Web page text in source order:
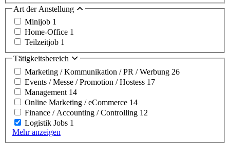
Art der Anstellung
Minijob 1
Home-Office 1
Teilzeitjob 1
Tätigkeitsbereich
Marketing / Kommunikation / PR / Werbung 26
Events / Messe / Promotion / Hostess 17
Management 14
Online Marketing / eCommerce 14
Finance / Accounting / Controlling 12
Logistik Jobs 1
Mehr anzeigen